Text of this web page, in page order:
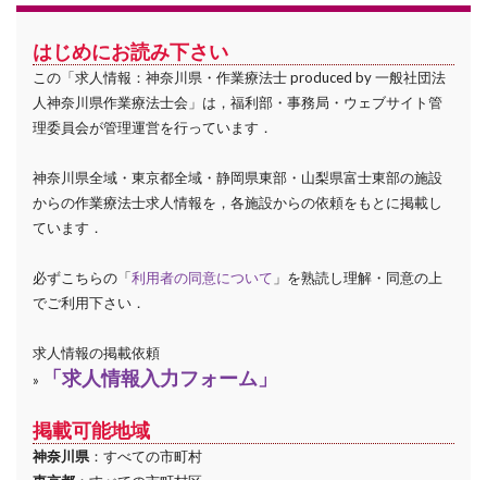
はじめにお読み下さい
この「求人情報：神奈川県・作業療法士 produced by 一般社団法
人神奈川県作業療法士会」は，福利部・事務局・ウェブサイト管
理委員会が管理運営を行っています．
神奈川県全域・東京都全域・静岡県東部・山梨県富士東部の施設
からの作業療法士求人情報を，各施設からの依頼をもとに掲載し
ています．
必ずこちらの「利用者の同意について 」を熟読し理解・同意の上
でご利用下さい．
求人情報の掲載依頼
»
「求人情報入力フォーム」
掲載可能地域
神奈川県 ：すべての市町村